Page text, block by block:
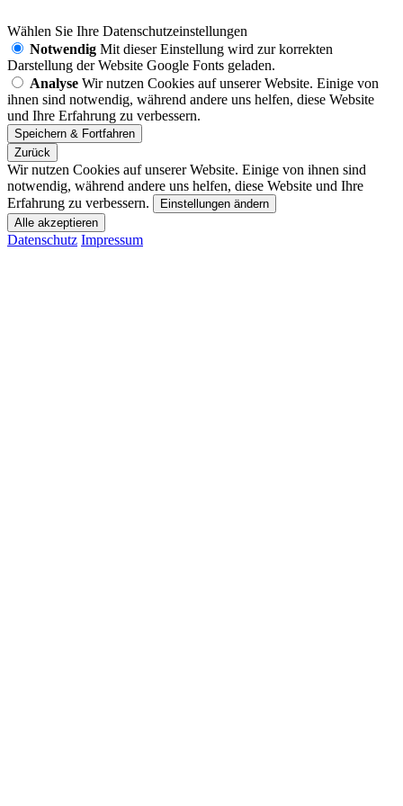
Wählen Sie Ihre Datenschutzeinstellungen
Notwendig Mit dieser Einstellung wird zur korrekten
Darstellung der Website Google Fonts geladen.
Analyse Wir nutzen Cookies auf unserer Website. Einige von
ihnen sind notwendig, während andere uns helfen, diese Website
und Ihre Erfahrung zu verbessern.
Zurück
Wir nutzen Cookies auf unserer Website. Einige von ihnen sind
notwendig, während andere uns helfen, diese Website und Ihre
Erfahrung zu verbessern.
Einstellungen ändern
Datenschutz Impressum